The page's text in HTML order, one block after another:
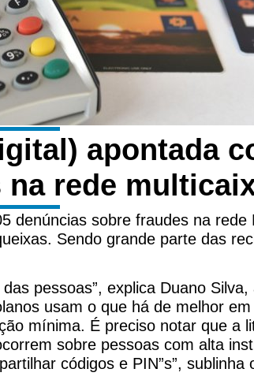
apontada
na rede
denúncias sobre fraudes na
Sendo grande parte das
pessoas”, explica Duano
usam o que há de melhor
mínima. É preciso notar que a
sobre pessoas com alta
códigos e PIN”s”, sublinha